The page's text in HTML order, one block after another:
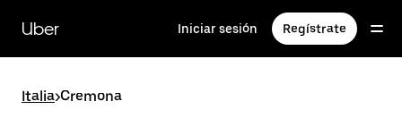
contenido
principal
Uber Iniciar sesión Regístrate
Italia>Cremona